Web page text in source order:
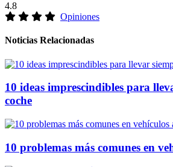
4.8
Opiniones
Noticias Relacionadas
10 ideas imprescindibles para
coche
10 problemas más comunes en